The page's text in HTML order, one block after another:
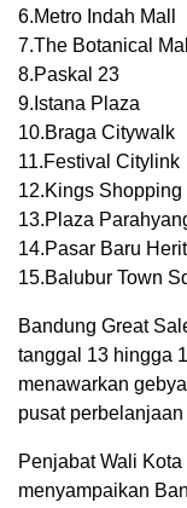
6.Metro Indah Mall
7.The Botanical Mall
8.Paskal 23
9.Istana Plaza
10.Braga Citywalk
11.Festival Citylink
12.Kings Shopping
13.Plaza
14.Pasar Baru
15.Balubur Town
Bandung Great
tanggal 13 hingga
menawarkan
pusat
Penjabat Wali
menyampaikan